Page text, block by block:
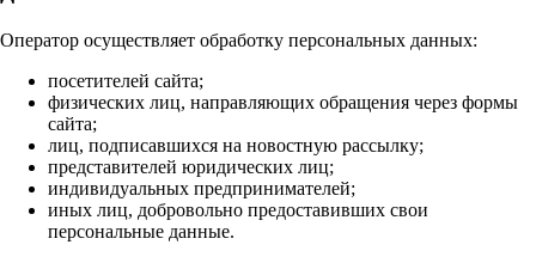
Оператор осуществляет обработку персональных данных:
посетителей сайта;
физических лиц, направляющих обращения через формы
сайта;
лиц, подписавшихся на новостную рассылку;
представителей юридических лиц;
индивидуальных предпринимателей;
иных лиц, добровольно предоставивших свои
персональные данные.